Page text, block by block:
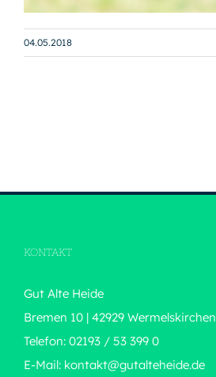
04.05.2018
KONTAKT
Gut Alte Heide
Bremen 10 | 42929 Wermelskirchen
Telefon: 02193 / 53 399 0
E-Mail: kontakt@gutalteheide.de